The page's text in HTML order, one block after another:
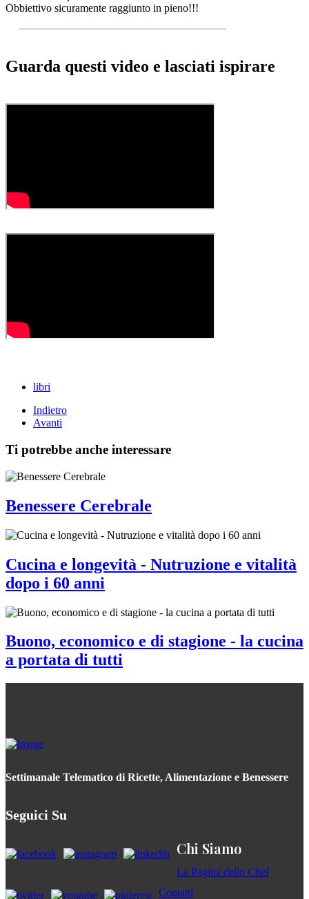
Obbiettivo sicuramente raggiunto in pieno!!!
Guarda questi video e lasciati ispirare
libri
Indietro
Avanti
Ti potrebbe anche interessare
Benessere Cerebrale
Cucina e longevità - Nutruzione e vitalità
dopo i 60 anni
Buono, economico e di stagione - la cucina
a portata di tutti
Settimanale Telematico di Ricette, Alimentazione e Benessere
Seguici Su
Chi Siamo
La Pagina dello Chef
Contatti